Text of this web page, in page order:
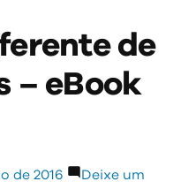
de
– eBook
de 2016
Deixe um